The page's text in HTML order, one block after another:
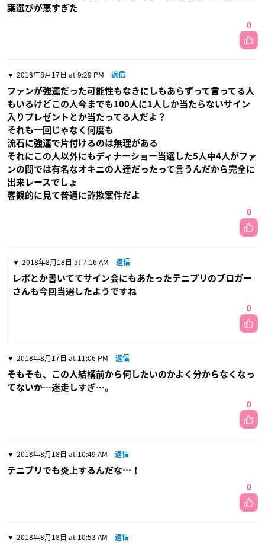
葉選びが悪すぎた
0
2018年8月17日 at 9:29 PM 返信
ファンが強運だった可能性もなきにしもあらずって言ってる人
もいるけどこの人今までも100人に1人しか当たらないサイン
入りプレゼントとか当たってる人だよ？
それも一回じゃなく何度も
流石に強運で片付けるのは無理がある
それにこの人以外にもディナーショー当選した5人中4人がファ
ンの間では有名なオキニの人達だったって言うんだから完全に
出来レースでしょ
客観的に見て普通に詐欺案件だよ
0
2018年8月18日 at 7:16 AM 返信
レポとか書いててサイン会にもあたったテニプリのブロガー
さんも今回当選したようですね
0
2018年8月17日 at 11:06 PM 返信
そもそも、この人結構前から何したいのかよく分からなくなっ
てないか…迷走しすぎ…。
0
2018年8月18日 at 10:49 AM 返信
テニプリでも炎上するんだな…！
0
2018年8月18日 at 10:53 AM 返信